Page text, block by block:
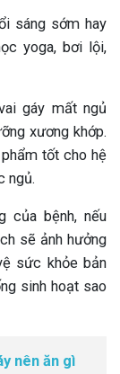
sáng sớm hay
yoga, bơi lội,
gáy mất ngủ
xương khớp.
tốt cho hệ
ngủ.
của bệnh, nếu
sẽ ảnh hưởng
sức khỏe bản
sinh hoạt sao
nên ăn gì